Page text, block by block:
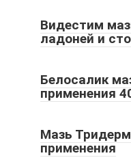
Видестим
ладоней и
Белосалик
применения
Мазь
применения